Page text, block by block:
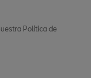
Política de